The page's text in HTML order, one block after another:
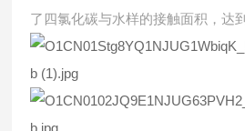
了四氯化碳与水样的接触面积，达